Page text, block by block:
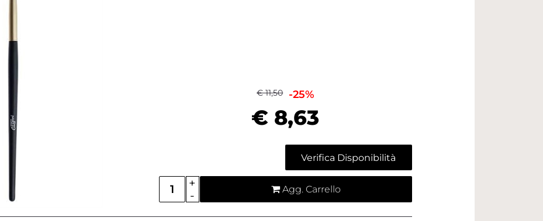
€ 11,50 -25%
€ 8,63
Verifica Disponibilità
Quantità
Agg. Carrello